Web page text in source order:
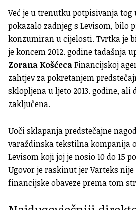
Već je u trenutku potpisivanja tog
pokazalo zadnjeg s Levisom, bilo
konzumiran u cijelosti. Tvrtka je
je koncem 2012. godine tadašnja
Zorana KošćecaFinancijskoj
zahtjev za pokretanjem
sklopljena u ljeto 2013. godine, ali
zaključena.
Uoči sklapanja predstečajne
varaždinska tekstilna kompanija
Levisom koji joj je nosio 10 do 15
Ugovor je raskinut jer Varteks
financijske obaveze prema tom